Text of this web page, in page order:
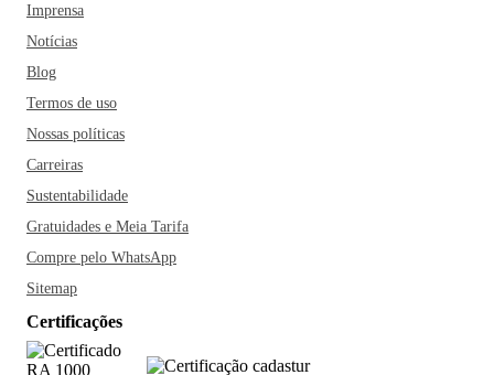
Imprensa
Notícias
Blog
Termos de uso
Nossas políticas
Carreiras
Sustentabilidade
Gratuidades e Meia Tarifa
Compre pelo WhatsApp
Sitemap
Certificações